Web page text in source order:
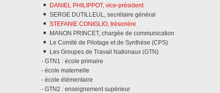
DANIEL PHILIPPOT, vice-président
SERGE DUTILLEUL, secrétaire général
STEFANIE CONIGLIO, trésorière
MANON PRINCET, chargée de communication
Le Comité de Pilotage et de Synthèse (CPS)
Les Groupes de Travail Nationaux (GTN)
- GTN1 : école primaire
- école maternelle
- école élémentaire
- GTN2 : enseignement supérieur